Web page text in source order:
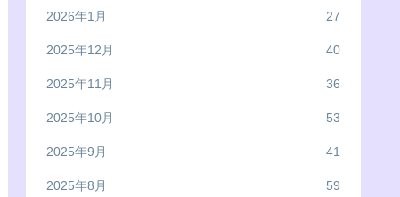
2026年1月 27
2025年12月 40
2025年11月 36
2025年10月 53
2025年9月 41
2025年8月 59